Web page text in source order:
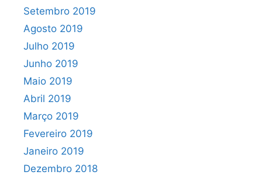
Setembro 2019
Agosto 2019
Julho 2019
Junho 2019
Maio 2019
Abril 2019
Março 2019
Fevereiro 2019
Janeiro 2019
Dezembro 2018